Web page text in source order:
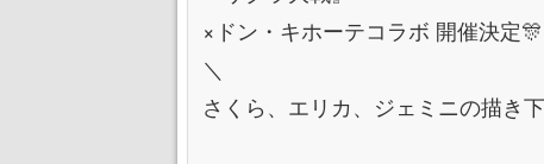
×ドン・キホーテコラボ 開催決定🎊
＼
さくら、エリカ、ジェミニの描き